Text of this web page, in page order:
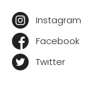
Instagram
Facebook
Twitter